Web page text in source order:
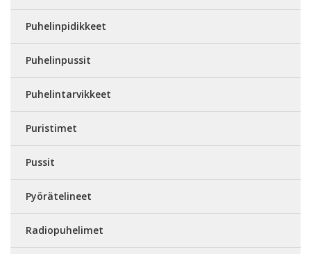
Puhelinpidikkeet
Puhelinpussit
Puhelintarvikkeet
Puristimet
Pussit
Pyörätelineet
Radiopuhelimet